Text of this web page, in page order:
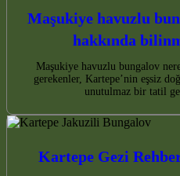
Maşukiye havuzlu
hakkında
Maşukiye havuzlu bungalov
gerekenler, Kartepe’nin eşsiz
unutulmaz bir tatil
Kartepe Gezi